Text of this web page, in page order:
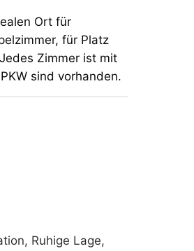
Ort für
für Platz
Zimmer ist mit
sind vorhanden.
Ort für
Zimmer ist mit
sind vorhanden.
Ruhige Lage,